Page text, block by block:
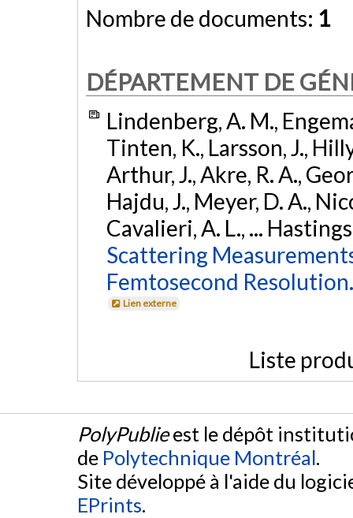
Nombre de documents: 1
DÉPARTEMENT DE
Lindenberg, A. M.,
Tinten, K., Larsson, J.,
Arthur, J., Akre, R. A.,
Hajdu, J., Meyer, D. A.,
Cavalieri, A. L., ...
Scattering
Femtosecond Resolution.
Lien externe
Liste
PolyPublieest le dépôt
de Polytechnique Montréal.
Site développé à l'aide du
EPrints.